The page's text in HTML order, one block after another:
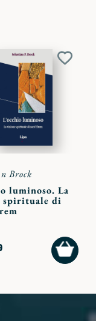
Brock
luminoso. La
spirituale di
AL